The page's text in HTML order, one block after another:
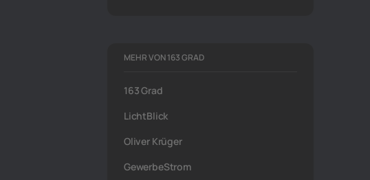
MEHR VON 163 GRAD
163 Grad
LichtBlick
Oliver Krüger
GewerbeStrom